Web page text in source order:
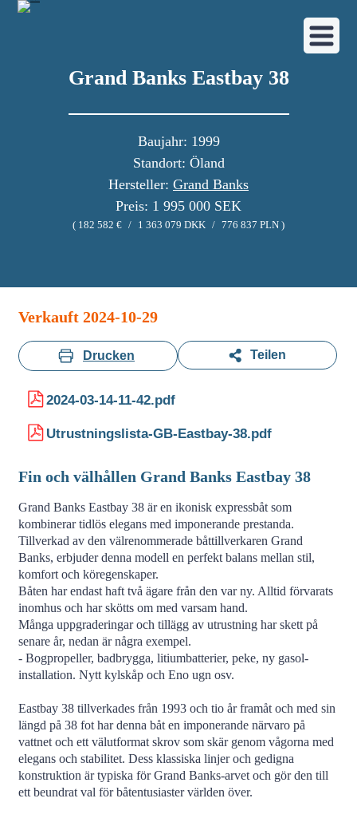
Grand Banks Eastbay 38
Baujahr: 1999
Standort: Öland
Hersteller: Grand Banks
Preis: 1 995 000 SEK
( 182 582 € / 1 363 079 DKK / 776 837 PLN )
Verkauft 2024-10-29
Drucken Teilen
2024-03-14-11-42.pdf
Utrustningslista-GB-Eastbay-38.pdf
Fin och välhållen Grand Banks Eastbay 38
Grand Banks Eastbay 38 är en ikonisk expressbåt som
kombinerar tidlös elegans med imponerande prestanda.
Tillverkad av den välrenommerade båttillverkaren Grand
Banks, erbjuder denna modell en perfekt balans mellan stil,
komfort och köregenskaper.
Båten har endast haft två ägare från den var ny. Alltid förvarats
inomhus och har skötts om med varsam hand.
Många uppgraderingar och tillägg av utrustning har skett på
senare år, nedan är några exempel.
- Bogpropeller, badbrygga, litiumbatterier, peke, ny gasol-
installation. Nytt kylskåp och Eno ugn osv.
Eastbay 38 tillverkades från 1993 och tio år framåt och med sin
längd på 38 fot har denna båt en imponerande närvaro på
vattnet och ett välutformat skrov som skär genom vågorna med
elegans och stabilitet. Dess klassiska linjer och gedigna
konstruktion är typiska för Grand Banks-arvet och gör den till
ett beundrat val för båtentusiaster världen över.